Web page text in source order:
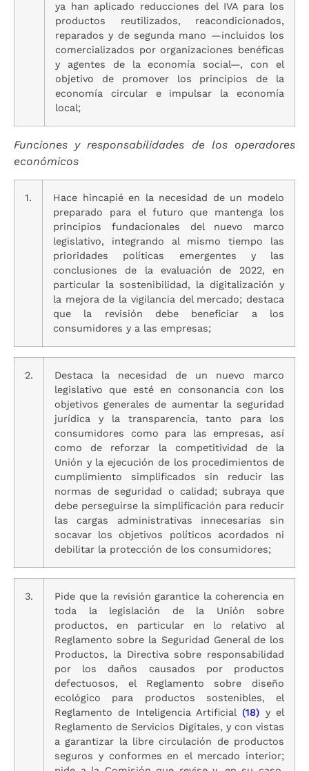
ya han aplicado reducciones del IVA para los
productos reutilizados, reacondicionados,
reparados y de segunda mano —incluidos los
comercializados por organizaciones benéficas
y agentes de la economía social—, con el
objetivo de promover los principios de la
economía circular e impulsar la economía
local;
Funciones y responsabilidades de los operadores
económicos
1.
Hace hincapié en la necesidad de un modelo
preparado para el futuro que mantenga los
principios fundacionales del nuevo marco
legislativo, integrando al mismo tiempo las
prioridades políticas emergentes y las
conclusiones de la evaluación de 2022, en
particular la sostenibilidad, la digitalización y
la mejora de la vigilancia del mercado; destaca
que la revisión debe beneficiar a los
consumidores y a las empresas;
2.
Destaca la necesidad de un nuevo marco
legislativo que esté en consonancia con los
objetivos generales de aumentar la seguridad
jurídica y la transparencia, tanto para los
consumidores como para las empresas, así
como de reforzar la competitividad de la
Unión y la ejecución de los procedimientos de
cumplimiento simplificados sin reducir las
normas de seguridad o calidad; subraya que
debe perseguirse la simplificación para reducir
las cargas administrativas innecesarias sin
socavar los objetivos políticos acordados ni
debilitar la protección de los consumidores;
3.
Pide que la revisión garantice la coherencia en
toda la legislación de la Unión sobre
productos, en particular en lo relativo al
Reglamento sobre la Seguridad General de los
Productos, la Directiva sobre responsabilidad
por los daños causados por productos
defectuosos, el Reglamento sobre diseño
ecológico para productos sostenibles, el
Reglamento de Inteligencia Artificial (18) y el
Reglamento de Servicios Digitales, y con vistas
a garantizar la libre circulación de productos
seguros y conformes en el mercado interior;